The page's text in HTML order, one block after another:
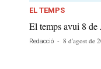
EL TEMPS
El temps avui 8 de
Redacció - 8 d'agost de